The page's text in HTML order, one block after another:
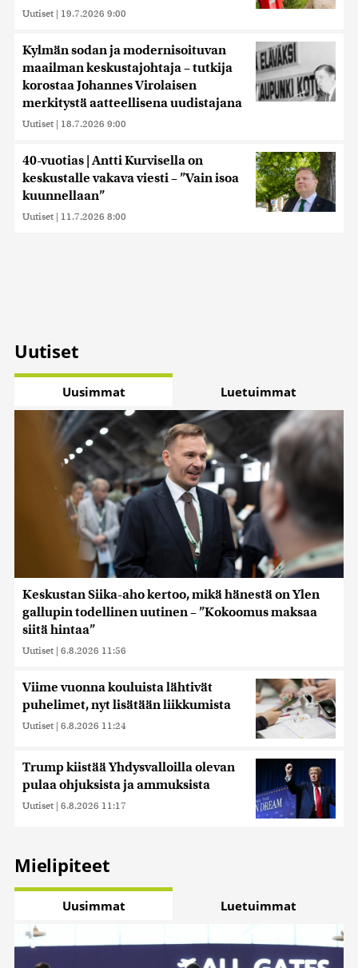
Uutiset | 19.7.2026 9:00
Kylmän sodan ja modernisoituvan
maailman keskustajohtaja – tutkija
korostaa Johannes Virolaisen
merkitystä aatteellisena uudistajana
Uutiset | 18.7.2026 9:00
40-vuotias | Antti Kurvisella on
keskustalle vakava viesti – ”Vain isoa
kuunnellaan”
Uutiset | 11.7.2026 8:00
Uutiset
Uusimmat Luetuimmat
Keskustan Siika-aho kertoo, mikä hänestä on Ylen
gallupin todellinen uutinen – ”Kokoomus maksaa
siitä hintaa”
Uutiset | 6.8.2026 11:56
Viime vuonna kouluista lähtivät
puhelimet, nyt lisätään liikkumista
Uutiset | 6.8.2026 11:24
Trump kiistää Yhdysvalloilla olevan
pulaa ohjuksista ja ammuksista
Uutiset | 6.8.2026 11:17
Mielipiteet
Uusimmat Luetuimmat